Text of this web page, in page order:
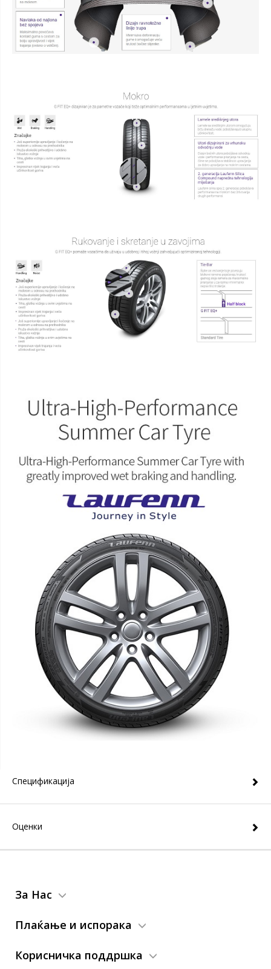
Спецификација
Оценки
За Нас
Плаќање и испорака
Корисничка поддршка